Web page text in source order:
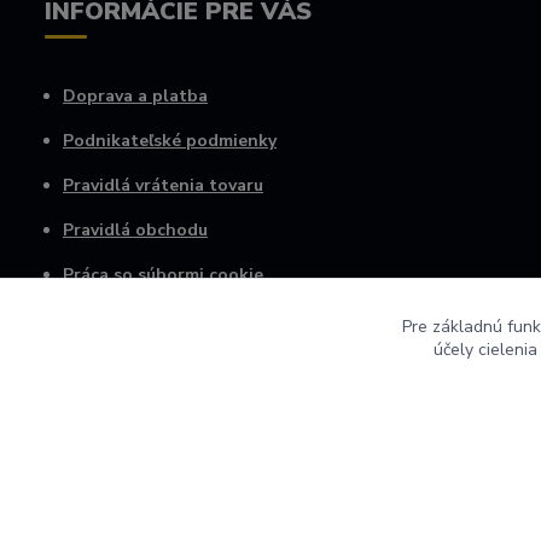
INFORMÁCIE PRE VÁS
Doprava a platba
Podnikateľské podmienky
Pravidlá vrátenia tovaru
Pravidlá obchodu
Práca so súbormi cookie
Pre základnú
účely